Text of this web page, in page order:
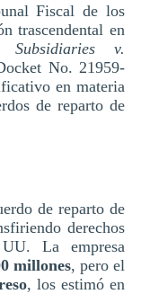
Fiscal de los
trascendental en
v.
No. 21959-
en materia
de reparto de
de reparto de
derechos
La empresa
millones, pero el
, los estimó en